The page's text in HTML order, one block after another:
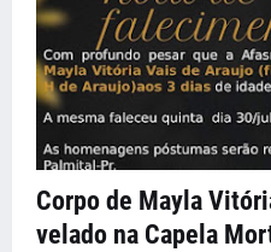
Corpo de Mayla
velado na Capela